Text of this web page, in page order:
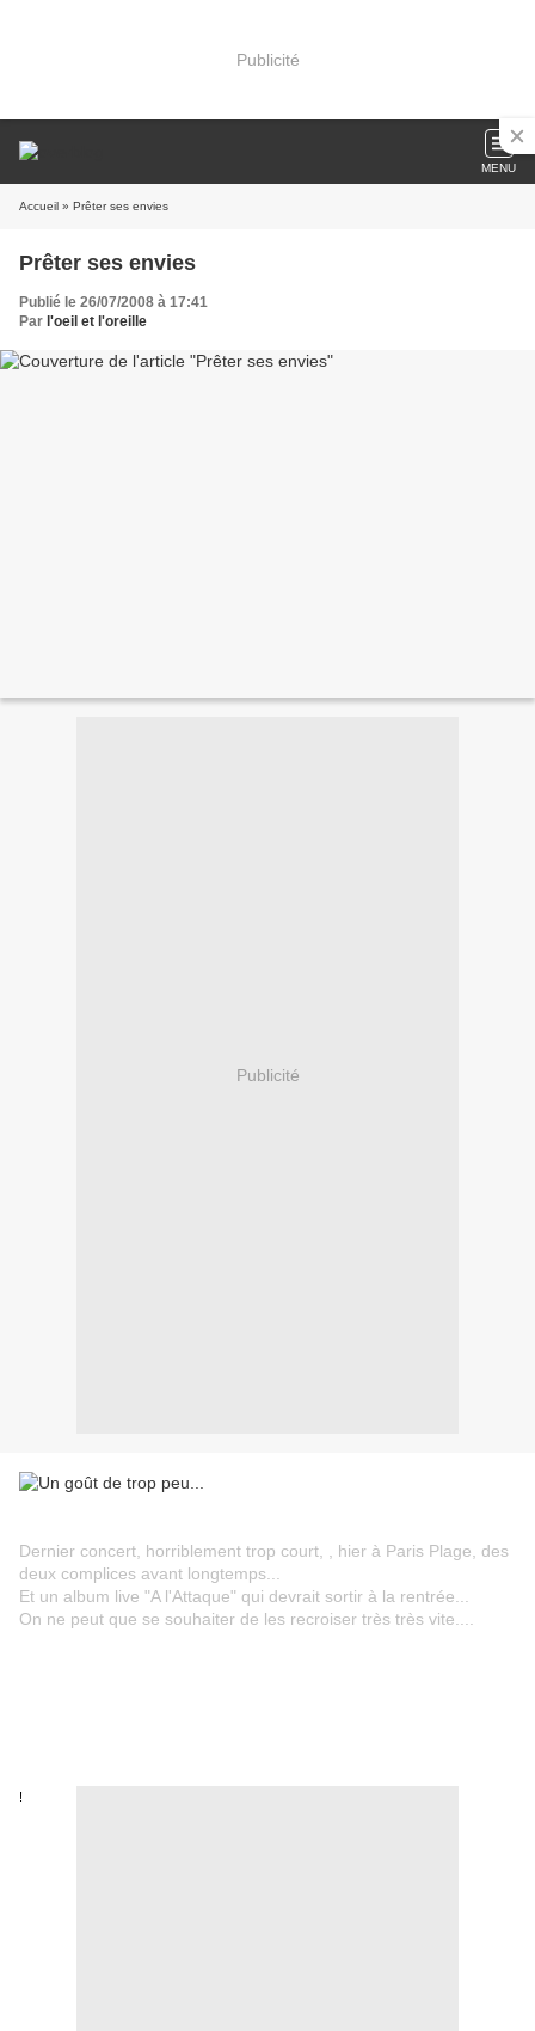
Publicité
MENU
Accueil » Prêter ses envies
Prêter ses envies
Publié le 26/07/2008 à 17:41
Par l'oeil et l'oreille
Publicité
Dernier concert, horriblement trop court, , hier à Paris Plage, des
deux complices avant longtemps...
Et un album live "A l'Attaque" qui devrait sortir à la rentrée...
On ne peut que se souhaiter de les recroiser très très vite....
!